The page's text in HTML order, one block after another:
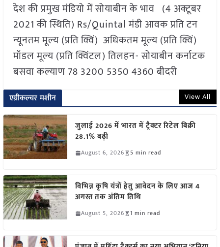
देश की प्रमुख मंडियो में सोयाबीन के भाव (4 अक्टूबर
2021 की स्थिति) Rs/Quintal मंडी आवक प्रति टन
न्यूनतम मूल्य (प्रति क्विं) अधिकतम मूल्य (प्रति क्विं)
मॉडल मूल्य (प्रति क्विंटल) तिलहन- सोयाबीन कर्नाटक
बसवा कल्याण 78 3200 5350 4360 बीदरी
एग्रीकल्चर मशीन View All
जुलाई 2026 में भारत में ट्रैक्टर रिटेल बिक्री
28.1% बढ़ी
August 6, 2026 5 min read
विभिन्न कृषि यंत्रों हेतु आवेदन के लिए आज 4
अगस्त तक अंतिम तिथि
August 5, 2026 1 min read